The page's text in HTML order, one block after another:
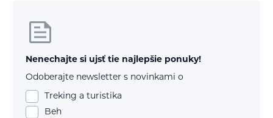
Nenechajte si ujsť tie najlepšie ponuky!
Odoberajte newsletter s novinkami o
Treking a turistika
Beh